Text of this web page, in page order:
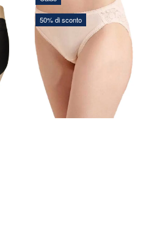
50% di sconto
56,00 DKK
112,00 DKK
Risparmi xxx:
Vedi tutte le opzioni